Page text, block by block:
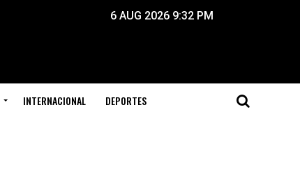
6 AUG 2026 9:32 PM
INTERNACIONAL DEPORTES